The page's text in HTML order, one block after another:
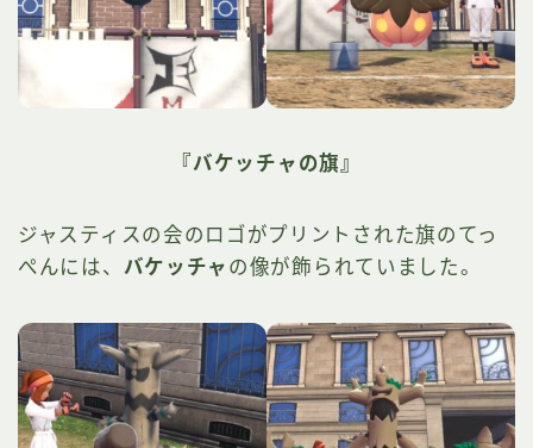
『バケッチャの旗』
ジャスティスの会のロゴがプリントされた旗のてっ
ぺんには、 バケッチャ の像が飾られていました。